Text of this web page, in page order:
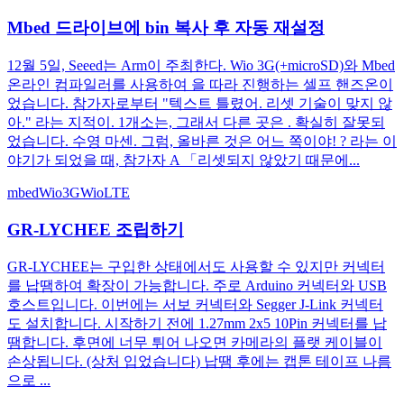
Mbed 드라이브에 bin 복사 후 자동 재설정
12월 5일, Seeed는 Arm이 주최한다. Wio 3G(+microSD)와 Mbed
온라인 컴파일러를 사용하여 을 따라 진행하는 셀프 핸즈온이
었습니다. 참가자로부터 "텍스트 틀렸어. 리셋 기술이 맞지 않
아." 라는 지적이. 1개소는, 그래서 다른 곳은 . 확실히 잘못되
었습니다. 수영 마센. 그럼, 올바른 것은 어느 쪽이야! ? 라는 이
야기가 되었을 때, 참가자 A 「리셋되지 않았기 때문에...
mbedWio3GWioLTE
GR-LYCHEE 조립하기
GR-LYCHEE는 구입한 상태에서도 사용할 수 있지만 커넥터
를 납땜하여 확장이 가능합니다. 주로 Arduino 커넥터와 USB
호스트입니다. 이번에는 서보 커넥터와 Segger J-Link 커넥터
도 설치합니다. 시작하기 전에 1.27mm 2x5 10Pin 커넥터를 납
땜합니다. 후면에 너무 튀어 나오면 카메라의 플랫 케이블이
손상됩니다. (상처 입었습니다) 납땜 후에는 캡톤 테이프 나름
으로 ...